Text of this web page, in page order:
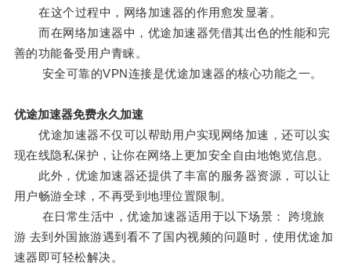
在这个过程中，网络加速器的作用愈发显著。
而在网络加速器中，优途加速器凭借其出色的性能和完
善的功能备受用户青睐。
安全可靠的VPN连接是优途加速器的核心功能之一。
优途加速器免费永久加速
优途加速器不仅可以帮助用户实现网络加速，还可以实
现在线隐私保护，让你在网络上更加安全自由地饱览信息。
此外，优途加速器还提供了丰富的服务器资源，可以让
用户畅游全球，不再受到地理位置限制。
在日常生活中，优途加速器适用于以下场景： 跨境旅
游 去到外国旅游遇到看不了国内视频的问题时，使用优途加
速器即可轻松解决。